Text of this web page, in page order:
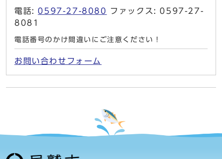
電話: 0597-27-8080
ファックス: 0597-27-
8081
電話番号のかけ間違いにご注意ください！
お問い合わせフォーム